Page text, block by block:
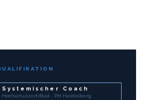
Systemischer Coach
Hochschulzertifikat · PH Heidelberg